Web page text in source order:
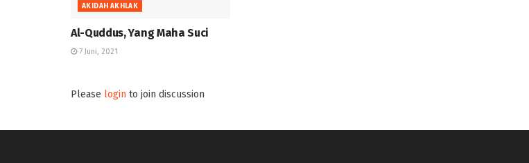
AKIDAH AKHLAK
Al-Quddus, Yang Maha Suci
7 Juni, 2021
Please login to join discussion